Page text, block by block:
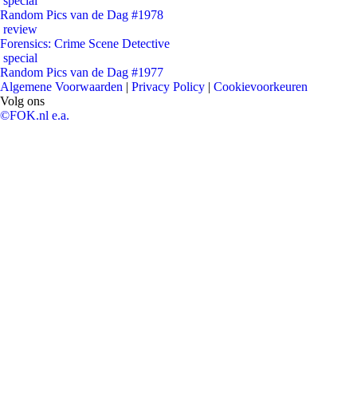
Random Pics van de Dag #1978
review
Forensics: Crime Scene Detective
special
Random Pics van de Dag #1977
Algemene Voorwaarden | Privacy Policy | Cookievoorkeuren
Volg ons
©FOK.nl e.a.